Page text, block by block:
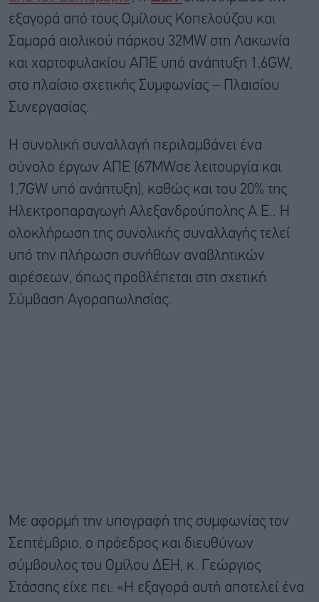
εξαγορά από τους Ομίλους Κοπελούζου και
Σαμαρά αιολικού πάρκου 32MW στη Λακωνία
και χαρτοφυλακίου ΑΠΕ υπό ανάπτυξη 1,6GW,
στο πλαίσιο σχετικής Συμφωνίας – Πλαισίου
Συνεργασίας.
Η συνολική συναλλαγή περιλαμβάνει ένα
σύνολο έργων ΑΠΕ (67MWσε λειτουργία και
1,7GW υπό ανάπτυξη), καθώς και του 20% της
Ηλεκτροπαραγωγή Αλεξανδρούπολης Α.Ε.. Η
ολοκλήρωση της συνολικής συναλλαγής τελεί
υπό την πλήρωση συνήθων αναβλητικών
αιρέσεων, όπως προβλέπεται στη σχετική
Σύμβαση Αγοραπωλησίας.
Με αφορμή την υπογραφή της συμφωνίας τον
Σεπτέμβριο, ο πρόεδρος και διευθύνων
σύμβουλος του Ομίλου ΔΕΗ, κ. Γεώργιος
Στάσσης είχε πει: «Η εξαγορά αυτή αποτελεί ένα